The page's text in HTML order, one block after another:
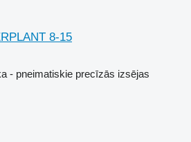
8-15
- pneimatiskie precīzās izsējas